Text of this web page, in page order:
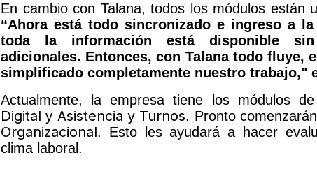
En cambio con Talana, todos los módulos están
“Ahora está todo sincronizado e ingreso a
toda la información está disponible
adicionales. Entonces, con Talana todo fluye,
simplificado completamente nuestro trabajo,"
Actualmente, la empresa tiene los módulos de
Digital y Asistencia y Turnos. Pronto
Organizacional. Esto les ayudará a hacer
clima laboral.